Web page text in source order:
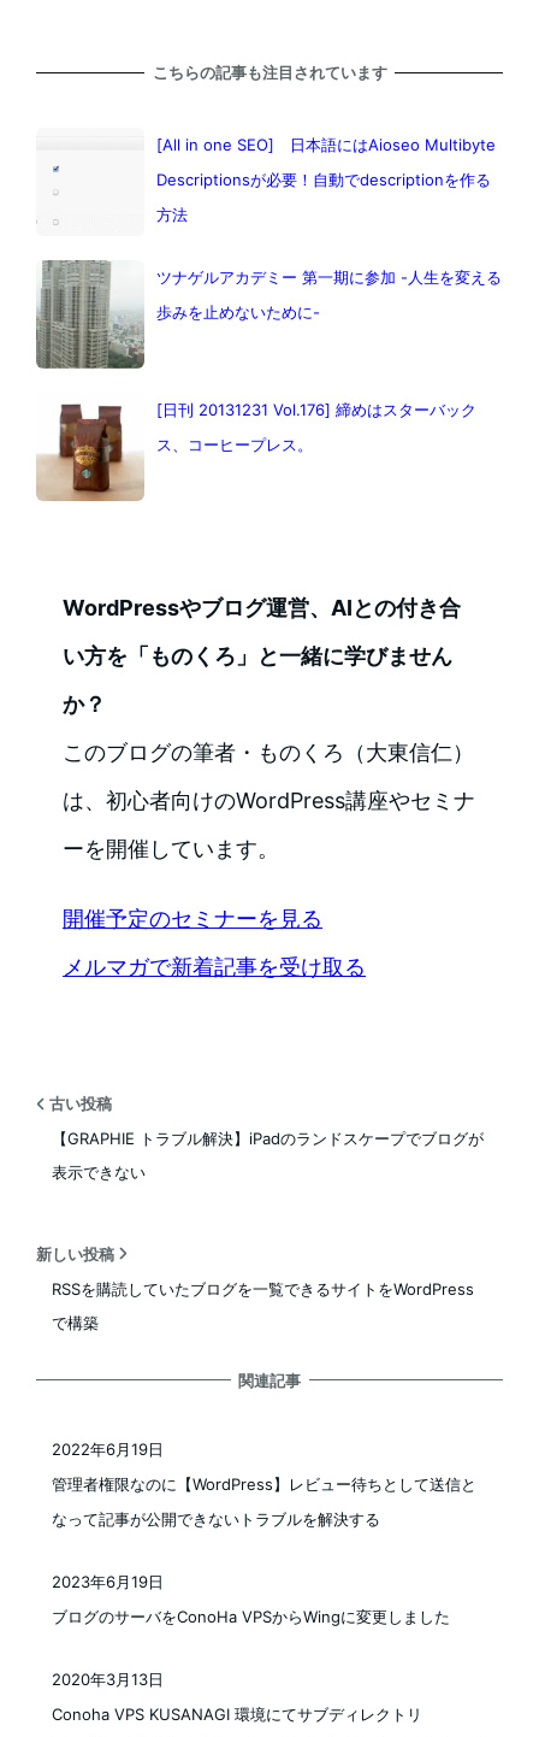
こちらの記事も注目されています
[All in one SEO] 日本語にはAioseo Multibyte
Descriptionsが必要！自動でdescriptionを作る
方法
ツナゲルアカデミー 第一期に参加 -人生を変える
歩みを止めないために-
[日刊 20131231 Vol.176] 締めはスターバック
ス、コーヒープレス。
WordPressやブログ運営、AIとの付き合
い方を「ものくろ」と一緒に学びません
か？
このブログの筆者・ものくろ（大東信仁）
は、初心者向けのWordPress講座やセミナ
ーを開催しています。
開催予定のセミナーを見る
メルマガで新着記事を受け取る
古い投稿
【GRAPHIE トラブル解決】iPadのランドスケープでブログが
表示できない
新しい投稿
RSSを購読していたブログを一覧できるサイトをWordPress
で構築
関連記事
管理者権限なのに【WordPress】レビュー待ちとして送信と
なって記事が公開できないトラブルを解決する
2022年6月19日
ブログのサーバをConoHa VPSからWingに変更しました
2023年6月19日
Conoha VPS KUSANAGI 環境にてサブディレクトリ
2020年3月13日